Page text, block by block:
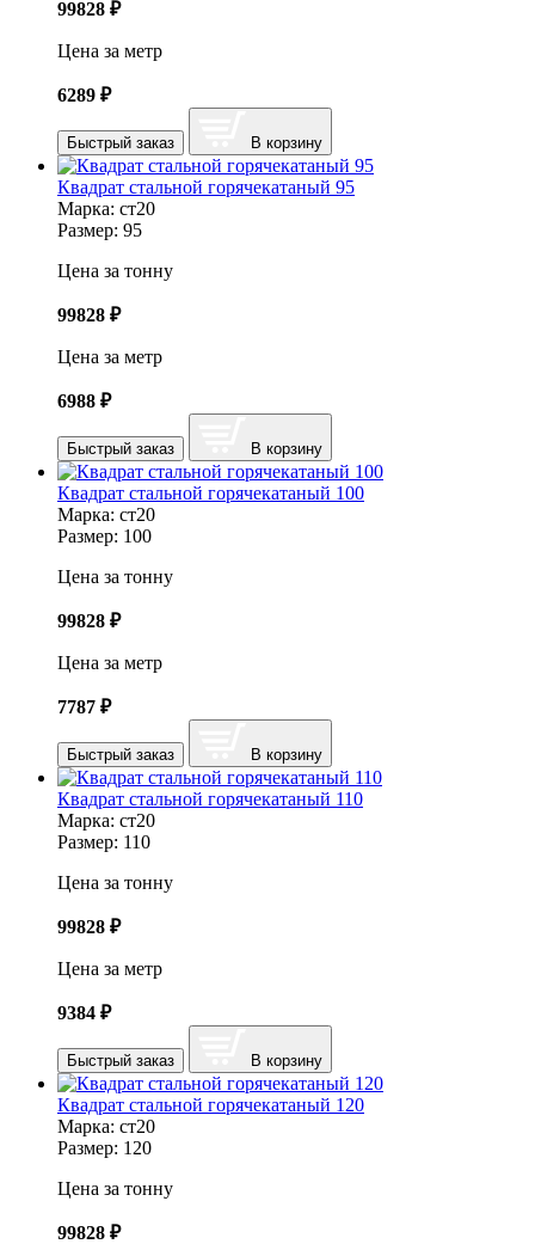
99828 ₽
Цена за метр
6289 ₽
Быстрый заказ В корзину
Квадрат стальной горячекатаный 95
Марка: ст20
Размер: 95
Цена за тонну
99828 ₽
Цена за метр
6988 ₽
Быстрый заказ В корзину
Квадрат стальной горячекатаный 100
Марка: ст20
Размер: 100
Цена за тонну
99828 ₽
Цена за метр
7787 ₽
Быстрый заказ В корзину
Квадрат стальной горячекатаный 110
Марка: ст20
Размер: 110
Цена за тонну
99828 ₽
Цена за метр
9384 ₽
Быстрый заказ В корзину
Квадрат стальной горячекатаный 120
Марка: ст20
Размер: 120
Цена за тонну
99828 ₽